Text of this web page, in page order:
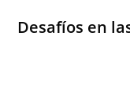
Desafíos en